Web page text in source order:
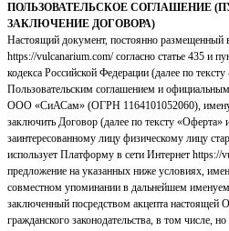
ПОЛЬЗОВАТЕЛЬСКОЕ СОГЛАШЕНИЕ
ЗАКЛЮЧЕНИЕ ДОГОВОРА)
Настоящий документ, постоянно размещенный
https://vulcanarium.com/ согласно статье 435 и
кодекса Российской Федерации (далее по
Пользовательским соглашением и
ООО «СиАСам» (ОГРН 1164101052060),
заключить Договор (далее по тексту
заинтересованному лицу физическому лицу
использует Платформу в сети Интернет https://
предложение на указанных ниже условиях,
совместном упоминании в дальнейшем
заключенный посредством акцепта настоящей
гражданского законодательства, в том числе,